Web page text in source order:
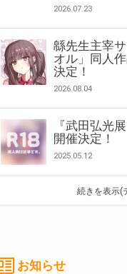
2026.07.23
緜先生主宰
オル」同人
決定！
2026.08.04
『武田弘光
開催決定！
2025.05.12
続きを表示(
お知らせ